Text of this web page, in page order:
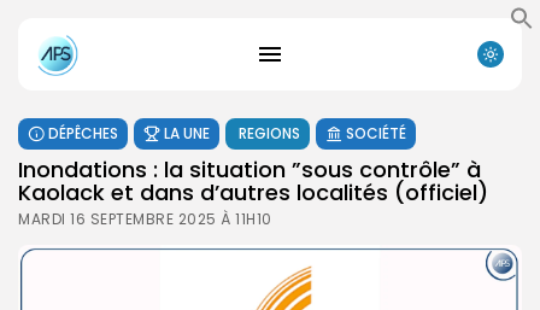
DÉPÊCHES LA UNE REGIONS SOCIÉTÉ
Inondations : la situation ”sous contrôle” à
Kaolack et dans d’autres localités (officiel)
MARDI 16 SEPTEMBRE 2025 À 11H10